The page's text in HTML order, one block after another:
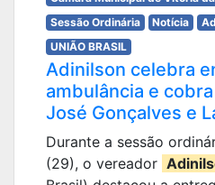
Sessão Ordinária
Notícia
UNIÃO BRASIL
Adinilson celebra
ambulância e
José Gonçalves e
Durante a sessão
(29), o vereador